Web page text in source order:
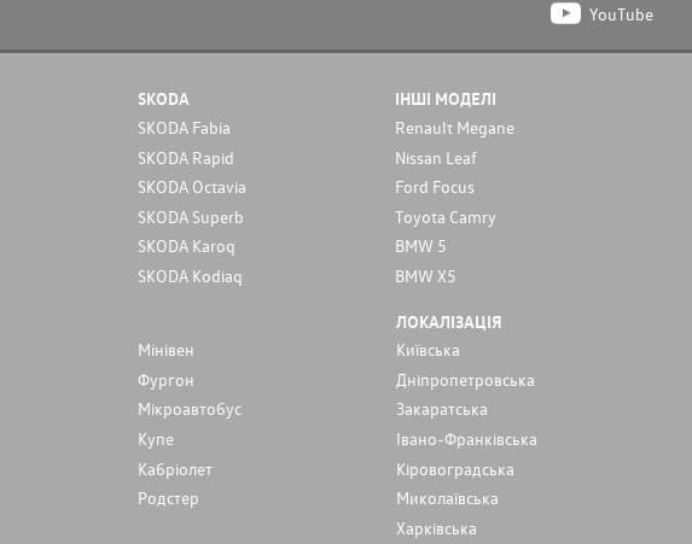
YouTube
SKODA
SKODA Fabia
SKODA Rapid
SKODA Octavia
SKODA Superb
SKODA Karoq
SKODA Kodiaq
ІНШІ МОДЕЛІ
Renault Megane
Nissan Leaf
Ford Focus
Toyota Camry
BMW 5
BMW X5
Мінівен
Фургон
Мікроавтобус
Купе
Кабріолет
Родстер
ЛОКАЛІЗАЦІЯ
Київська
Дніпропетровська
Закаратська
Івано-Франківська
Кіровоградська
Миколаївська
Харківська